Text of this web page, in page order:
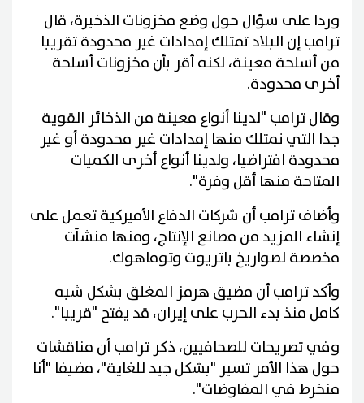
وردا على سؤال حول وضع مخزونات الذخيرة، قال
ترامب إن البلاد تمتلك إمدادات غير محدودة تقريبا
من أسلحة معينة، لكنه أقر بأن مخزونات أسلحة
أخرى محدودة.
وقال ترامب "لدينا أنواع معينة من الذخائر القوية
جدا التي نمتلك منها إمدادات غير محدودة أو غير
محدودة افتراضيا، ولدينا أنواع أخرى الكميات
المتاحة منها أقل وفرة".
وأضاف ترامب أن شركات الدفاع الأميركية تعمل على
إنشاء المزيد من مصانع الإنتاج، ومنها منشآت
مخصصة لصواريخ باتريوت وتوماهوك.
وأكد ترامب أن مضيق هرمز المغلق بشكل شبه
كامل منذ بدء الحرب على إيران، قد يفتح "قريبا".
وفي تصريحات للصحافيين، ذكر ترامب أن مناقشات
حول هذا الأمر تسير "بشكل جيد للغاية"، مضيفا "أنا
منخرط في المفاوضات".